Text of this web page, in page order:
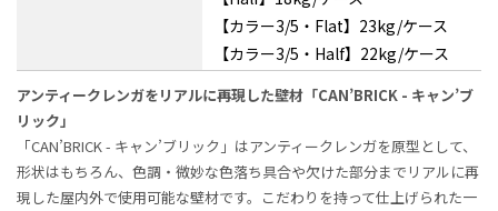
【カラー3/5・Flat】23kg/ケース
【カラー3/5・Half】22kg/ケース
アンティークレンガをリアルに再現した壁材「CAN’BRICK - キャン’ブ
リック」
「CAN’BRICK - キャン’ブリック」はアンティークレンガを原型として、
形状はもちろん、色調・微妙な色落ち具合や欠けた部分までリアルに再
現した屋内外で使用可能な壁材です。こだわりを持って仕上げられた一